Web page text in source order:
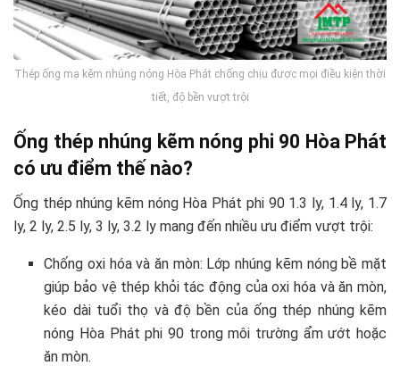
Thép ống mạ kẽm nhúng nóng Hòa Phát chống chịu được mọi điều kiện thời
tiết, độ bền vượt trội
Ống thép nhúng kẽm nóng phi 90 Hòa Phát
có ưu điểm thế nào?
Ống thép nhúng kẽm nóng Hòa Phát phi 90 1.3 ly, 1.4 ly, 1.7
ly, 2 ly, 2.5 ly, 3 ly, 3.2 ly mang đến nhiều ưu điểm vượt trội:
Chống oxi hóa và ăn mòn: Lớp nhúng kẽm nóng bề mặt
giúp bảo vệ thép khỏi tác động của oxi hóa và ăn mòn,
kéo dài tuổi thọ và độ bền của ống thép nhúng kẽm
nóng Hòa Phát phi 90 trong môi trường ẩm ướt hoặc
ăn mòn.